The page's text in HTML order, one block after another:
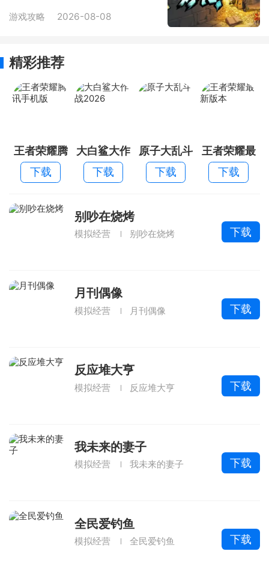
游戏攻略 2026-08-08
精彩推荐
王者荣耀腾
讯手机版
下载
大白鲨大作
战2026
下载
原子大乱斗
下载
王者荣耀最
新版本
下载
别吵在烧烤
模拟经营 别吵在烧烤 下载
月刊偶像
模拟经营 月刊偶像 下载
反应堆大亨
模拟经营 反应堆大亨 下载
我未来的妻子
模拟经营 我未来的妻子 下载
全民爱钓鱼
模拟经营 全民爱钓鱼 下载